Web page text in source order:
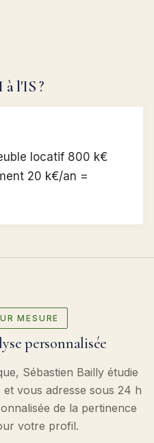
l'IS ?
locatif 800 k€
20 k€/an =
MESURE
personnalisée
Sébastien Bailly étudie
vous adresse sous 24 h
de la pertinence
votre profil.